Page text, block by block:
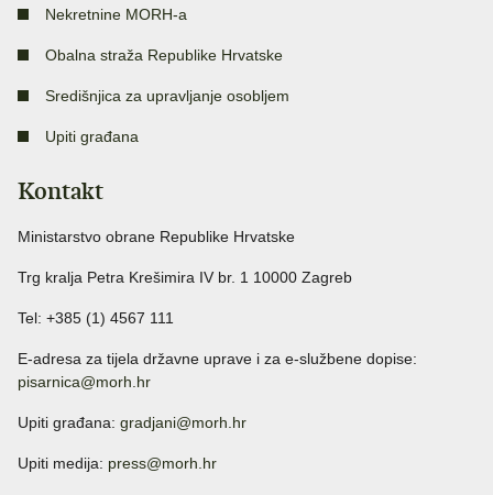
Nekretnine MORH-a
Obalna straža Republike Hrvatske
Središnjica za upravljanje osobljem
Upiti građana
Kontakt
Ministarstvo obrane Republike Hrvatske
Trg kralja Petra Krešimira IV br. 1 10000 Zagreb
Tel: +385 (1) 4567 111
E-adresa za tijela državne uprave i za e-službene dopise:
pisarnica@morh.hr
Upiti građana: gradjani@morh.hr
Upiti medija: press@morh.hr